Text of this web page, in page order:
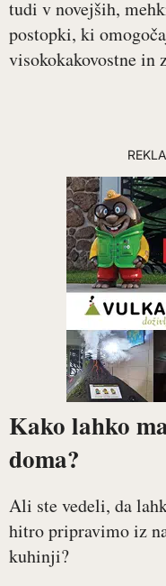
tudi v novejših,
postopki, ki
visokokakovostne in
Kako lahko
doma?
Ali ste vedeli, da
hitro pripravimo iz
kuhinji?